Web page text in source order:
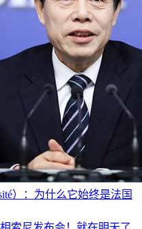
）：为什么它始终是法国